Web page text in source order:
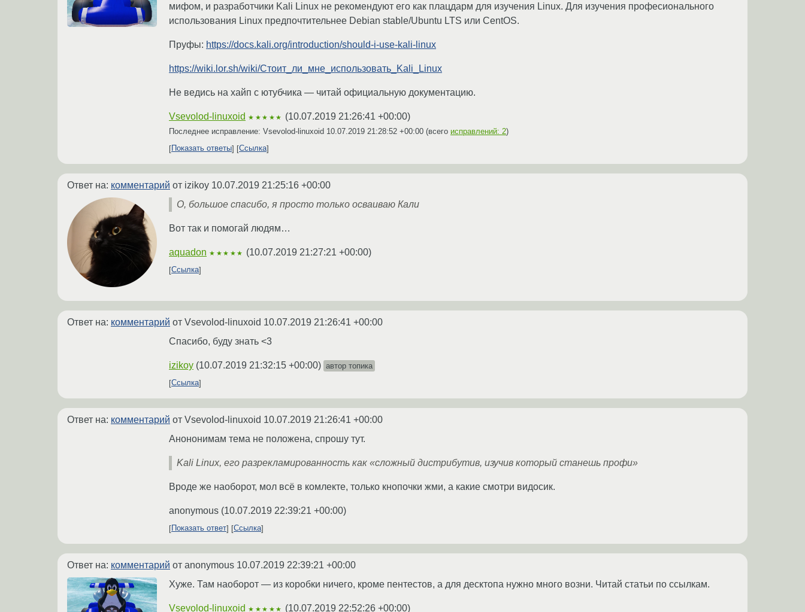
мифом, и разработчики Kali Linux не рекомендуют его как плацдарм для изучения Linux. Для изучения професионального
использования Linux предпочтительнее Debian stable/Ubuntu LTS или CentOS.
Пруфы: https://docs.kali.org/introduction/should-i-use-kali-linux
https://wiki.lor.sh/wiki/Стоит_ли_мне_использовать_Kali_Linux
Не ведись на хайп с ютубчика — читай официальную документацию.
Vsevolod-linuxoid ★★★★★ (10.07.2019 21:26:41 +00:00)
Последнее исправление: Vsevolod-linuxoid 10.07.2019 21:28:52 +00:00 (всего исправлений: 2)
Показать ответы
Ссылка
Ответ на: комментарий от izikoy 10.07.2019 21:25:16 +00:00
О, большое спасибо, я просто только осваиваю Кали
Вот так и помогай людям…
aquadon ★★★★★ (10.07.2019 21:27:21 +00:00)
Ссылка
Ответ на: комментарий от Vsevolod-linuxoid 10.07.2019 21:26:41 +00:00
Спасибо, буду знать <3
izikoy (10.07.2019 21:32:15 +00:00) автор топика
Ссылка
Ответ на: комментарий от Vsevolod-linuxoid 10.07.2019 21:26:41 +00:00
Анононимам тема не положена, спрошу тут.
Kali Linux, его разрекламированность как «сложный дистрибутив, изучив который станешь профи»
Вроде же наоборот, мол всё в комлекте, только кнопочки жми, а какие смотри видосик.
anonymous (10.07.2019 22:39:21 +00:00)
Показать ответ Ссылка
Ответ на: комментарий от anonymous 10.07.2019 22:39:21 +00:00
Хуже. Там наоборот — из коробки ничего, кроме пентестов, а для десктопа нужно много возни. Читай статьи по ссылкам.
Vsevolod-linuxoid ★★★★★ (10.07.2019 22:52:26 +00:00)